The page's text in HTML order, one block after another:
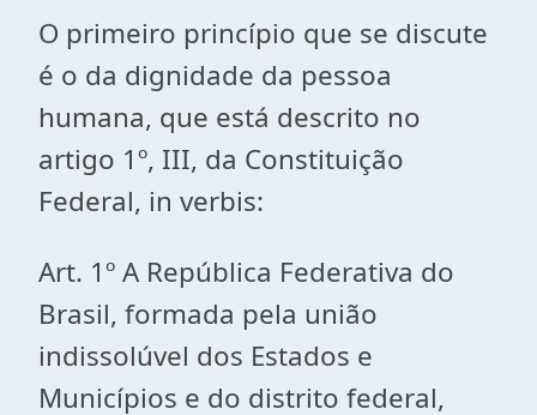
O primeiro princípio que se discute
é o da dignidade da pessoa
humana, que está descrito no
artigo 1º, III, da Constituição
Federal, in verbis:
Art. 1º A República Federativa do
Brasil, formada pela união
indissolúvel dos Estados e
Municípios e do distrito federal,